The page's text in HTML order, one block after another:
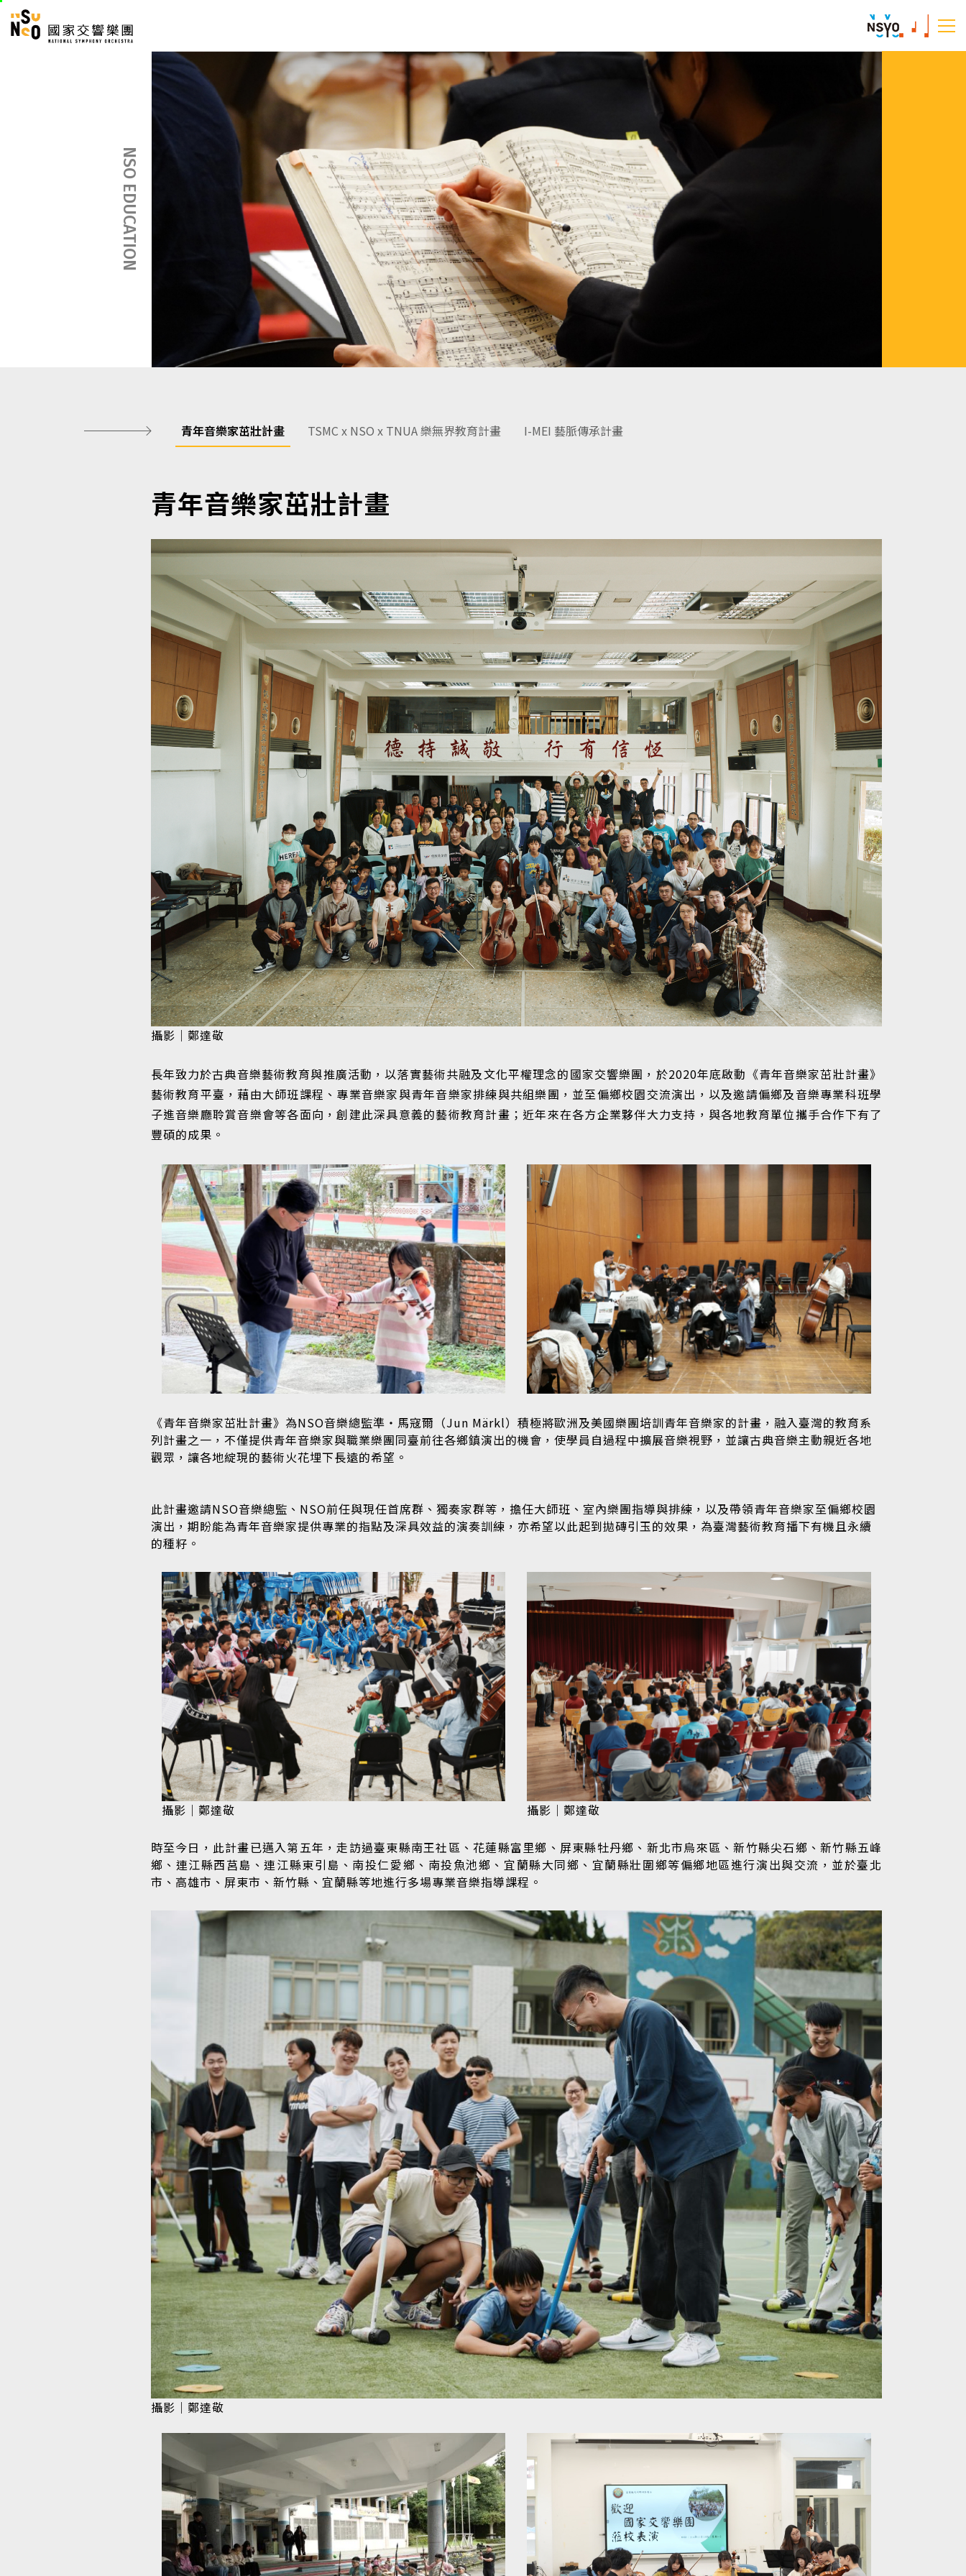
跳
:::
NSO EDUCATION
青年音樂家茁壯計畫 TSMC x NSO x TNUA 樂無界教育計畫 I-MEI 藝脈傳承計畫
青年音樂家茁壯計畫
攝影｜鄭達敬
長年致力於古典音樂藝術教育與推廣活動，以落實藝術共融及文化平權理念的國家交響樂團，於2020年底啟動《青年音樂家茁壯計畫》
藝術教育平臺，藉由大師班課程、專業音樂家與青年音樂家排練與共組樂團，並至偏鄉校園交流演出，以及邀請偏鄉及音樂專業科班學
子進音樂廳聆賞音樂會等各面向，創建此深具意義的藝術教育計畫；近年來在各方企業夥伴大力支持，與各地教育單位攜手合作下有了
豐碩的成果。
《青年音樂家茁壯計畫》為NSO音樂總監準‧馬寇爾（Jun Märkl）積極將歐洲及美國樂團培訓青年音樂家的計畫，融入臺灣的教育系
列計畫之一，不僅提供青年音樂家與職業樂團同臺前往各鄉鎮演出的機會，使學員自過程中擴展音樂視野，並讓古典音樂主動親近各地
觀眾，讓各地綻現的藝術火花埋下長遠的希望。
此計畫邀請NSO音樂總監、NSO前任與現任首席群、獨奏家群等，擔任大師班、室內樂團指導與排練，以及帶領青年音樂家至偏鄉校園
演出，期盼能為青年音樂家提供專業的指點及深具效益的演奏訓練，亦希望以此起到拋磚引玉的效果，為臺灣藝術教育播下有機且永續
的種籽。
攝影｜鄭達敬 攝影｜鄭達敬
時至今日，此計畫已邁入第五年，走訪過臺東縣南王社區、花蓮縣富里鄉、屏東縣牡丹鄉、新北市烏來區、新竹縣尖石鄉、新竹縣五峰
鄉、連江縣西莒島、連江縣東引島、南投仁愛鄉、南投魚池鄉、宜蘭縣大同鄉、宜蘭縣壯圍鄉等偏鄉地區進行演出與交流，並於臺北
市、高雄市、屏東市、新竹縣、宜蘭縣等地進行多場專業音樂指導課程。
攝影｜鄭達敬